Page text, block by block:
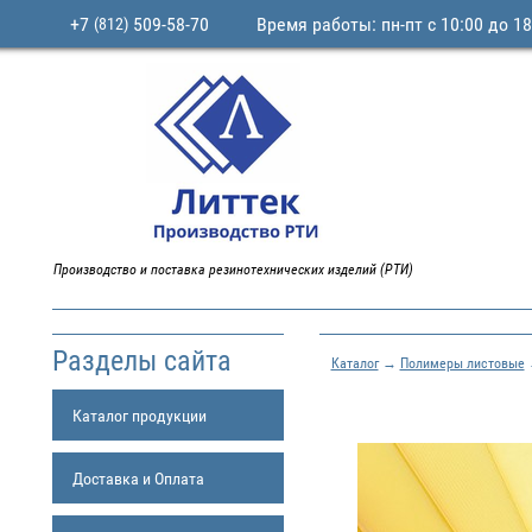
+7 (812)509-58-70 Время работы: пн-пт с 10:00 до
Производство и поставка резинотехнических изделий (РТИ)
Разделы сайта
Каталог продукции
Доставка и Оплата
Каталог→ Полимеры листовые